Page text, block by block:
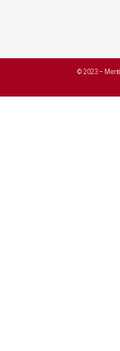
© 2023 –